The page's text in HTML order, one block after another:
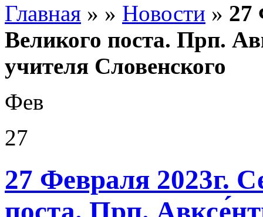
Главная » » Новости » 27
Великого поста. Прп.
учителя Словенского
Фев
27
27 Февраля 2023г.